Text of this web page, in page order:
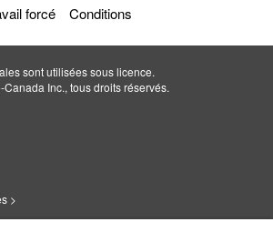
forcé
Conditions
sont utilisées sous licence.
Inc., tous droits réservés.
>